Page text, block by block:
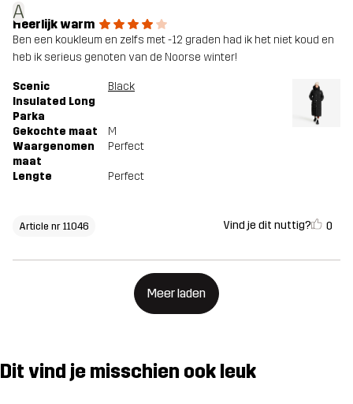
A
Heerlijk warm
Ben een koukleum en zelfs met -12 graden had ik het niet koud en
heb ik serieus genoten van de Noorse winter!
Scenic
Insulated Long
Parka
Black
Gekochte maat
M
Waargenomen
maat
Perfect
Lengte Perfect
Article nr 11046 Vind je dit nuttig? 0
Meer laden
Dit vind je misschien ook leuk